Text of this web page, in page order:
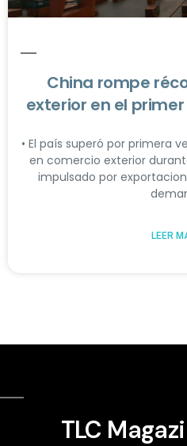
China rompe
exterior en el
• El país superó por primera
en comercio exterior
impulsado por
LEER
TLC